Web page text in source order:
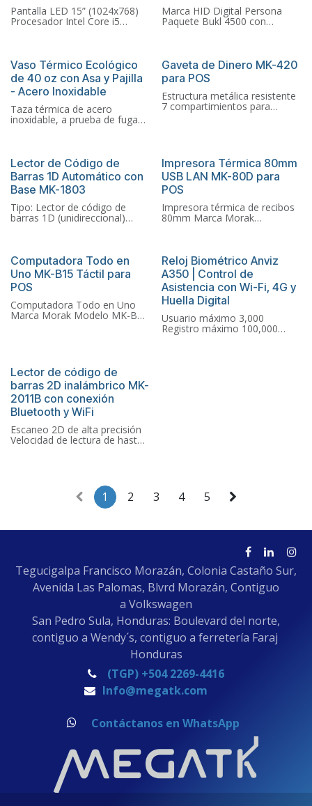
incluso en producciones
continuas.
Pantalla LED 15” (1024x768)
Procesador Intel Core i5
10 Pro
Diseño compacto Todo en
Uno (menos cables y más
orden)
Marca HID Digital Persona
Paquete Bukl 4500 con
revestimiento de silicona
Vaso Térmico Ecológico
de 40 oz con Asa y Pajilla
- Acero Inoxidable
Taza térmica de acero
inoxidable, a prueba de fugas,
Gaveta de Dinero MK-420
para POS
Estructura metálica resistente
7 compartimientos para
billetes con clips metálicos
posiciones
Diseño profesional en color
negro con línea azul
Compatible con sistemas de
punto de venta (POS)
Lector de Código de
Barras 1D Automático con
Base MK-1803
Tipo: Lector de código de
barras 1D (unidireccional)
Marca: Morak Modelo: MK-
automática
Incluye base para mostrador
Compatible con sistemas POS
Impresora Térmica 80mm
USB LAN MK-80D para
POS
Impresora térmica de recibos
80mm Marca Morak
mm/s
Cortador automático
integrado ✔ Compatible con
sistemas POS
Bajo mantenimiento
Computadora Todo en
Uno MK-B15 Táctil para
POS
Computadora Todo en Uno
Marca Morak Modelo MK-B15
8GB de memoria RAM DDR3
RAM 8.00 GB DDR3
Disco sólido SSD de 256GB
(mayor velocidad y
rendimiento)
Puertos de video VGA y HDMI
Sistema operativo Windows
10
Reloj Biométrico Anviz
A350 | Control de
Asistencia con Wi-Fi, 4G y
Huella Digital
Usuario máximo 3,000
Registro máximo 100,000
Com TCP/IP, host USB,
Lector de código de
barras 2D inalámbrico MK-
2011B con conexión
Bluetooth y WiFi
Escaneo 2D de alta precisión
Velocidad de lectura de hasta
Diseño ergonómico y
requiere instalación de
Su conexión inalámbrica
brinda mayor libertad de
movimiento, ideal para
negocios con alto volumen de
ventas.
1 2 3 4 5
Tegucigalpa Francisco Morazán, Colonia Castaño Sur,
Avenida Las Palomas, Blvrd Morazán, Contiguo
a Volkswagen
San Pedro Sula, Honduras: Boulevard del norte,
contiguo a Wendy´s, contiguo a ferretería Faraj
Honduras
(TGP) +504 2269-4416
Info@megatk.com
Contáctanos en WhatsApp